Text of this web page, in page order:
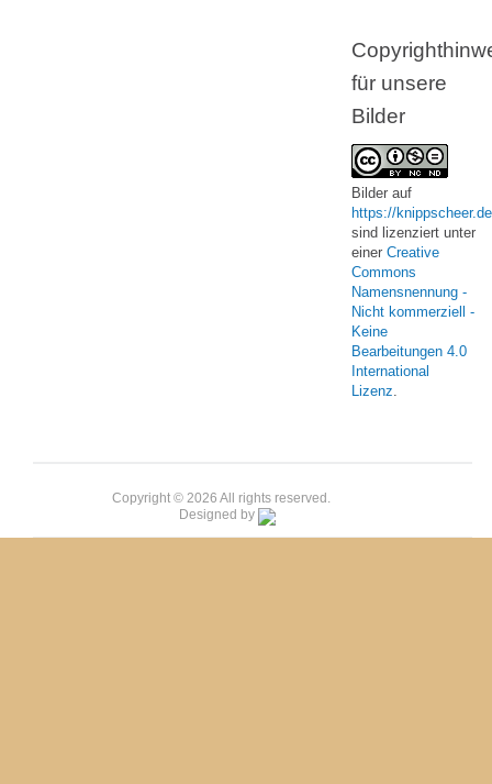
für unsere
Bilder
Bilder auf
https://knippscheer.de
sind lizenziert unter
einer Creative
Commons
Namensnennung -
Nicht kommerziell -
Keine
Bearbeitungen 4.0
International
Lizenz.
Copyright © 2026 All rights reserved.
Designed by